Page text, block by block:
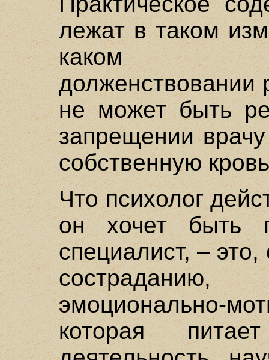
лежат в таком
каком
долженствовании
не может быть
запрещении
собственную
Что психолог
он хочет быть
специалист, –
эмоционально-
которая